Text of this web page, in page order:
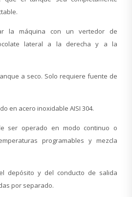
la máquina con un vertedor de
lateral a la derecha y a la
a seco. Solo requiere fuente de
en acero inoxidable AISI 304.
ser operado en modo continuo o
programables y mezcla
depósito y del conducto de salida
por separado.